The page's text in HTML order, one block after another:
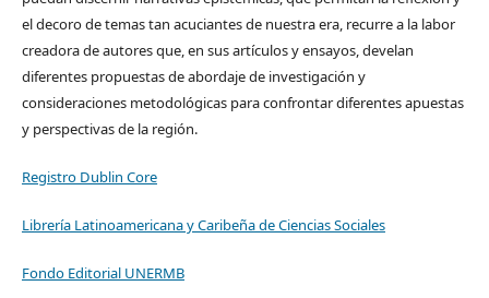
el decoro de temas tan acuciantes de nuestra era, recurre a la labor
creadora de autores que, en sus artículos y ensayos, develan
diferentes propuestas de abordaje de investigación y
consideraciones metodológicas para confrontar diferentes apuestas
y perspectivas de la región.
Registro Dublin Core
Librería Latinoamericana y Caribeña de Ciencias Sociales
Fondo Editorial UNERMB